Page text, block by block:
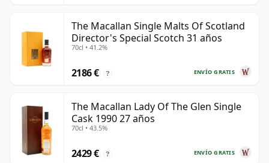
The Macallan Single Malts Of Scotland
Director's Special Scotch 31 años
70cl • 41.2%
ENVÍO GRATIS
2186 € ?
The Macallan Lady Of The Glen Single
Cask 1990 27 años
70cl • 43.5%
ENVÍO GRATIS
2429 € ?